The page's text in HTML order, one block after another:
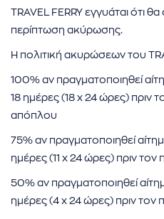
TRAVEL FERRY εγγυάται ότι
περίπτωση ακύρωσης.
Η πολιτική ακυρώσεων του
100% αν πραγματοποιηθεί
18 ημέρες (18 x 24 ώρες) πριν
απόπλου
75% αν πραγματοποιηθεί
ημέρες (11 x 24 ώρες) πριν
50% αν πραγματοποιηθεί
ημέρες (4 x 24 ώρες) πριν